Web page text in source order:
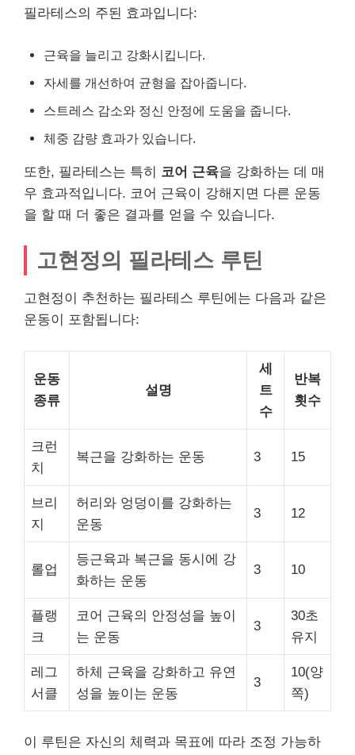
필라테스의 주된 효과입니다:
근육을 늘리고 강화시킵니다.
자세를 개선하여 균형을 잡아줍니다.
스트레스 감소와 정신 안정에 도움을 줍니다.
체중 감량 효과가 있습니다.
또한, 필라테스는 특히 코어 근육을 강화하는 데 매
우 효과적입니다. 코어 근육이 강해지면 다른 운동
을 할 때 더 좋은 결과를 얻을 수 있습니다.
고현정의 필라테스 루틴
고현정이 추천하는 필라테스 루틴에는 다음과 같은
운동이 포함됩니다:
운동
종류
설명
세
트
수
반복
횟수
크런
치
복근을 강화하는 운동 3 15
브리
지
허리와 엉덩이를 강화하는
운동
3 12
롤업
등근육과 복근을 동시에 강
화하는 운동
3 10
플랭
크
코어 근육의 안정성을 높이
는 운동
3
30초
유지
레그
서클
하체 근육을 강화하고 유연
성을 높이는 운동
3
10(양
쪽)
이 루틴은 자신의 체력과 목표에 따라 조정 가능하